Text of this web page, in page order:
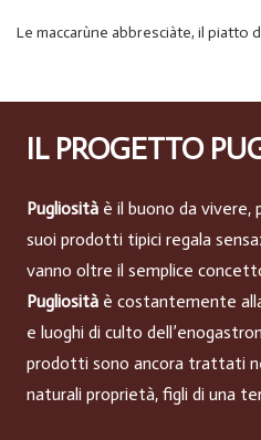
Le maccarùne abbresciàte, il piatto
IL PROGETTO
Pugliosità è il buono da vivere,
suoi prodotti tipici regala
vanno oltre il semplice
Pugliosità è costantemente
e luoghi di culto
prodotti sono ancora trattati
naturali proprietà, figli di una